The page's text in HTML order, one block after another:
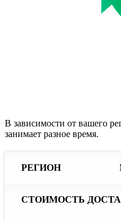
В зависимости от вашего
занимает разное время.